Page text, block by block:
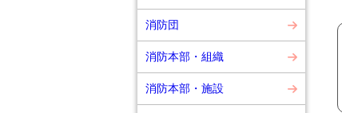
消防団
消防本部・組織
消防本部・施設